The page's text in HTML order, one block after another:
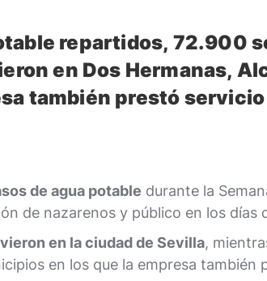
repartidos, 72.900
en Dos Hermanas,
también prestó
de agua potable durante la
de nazarenos y público en los días
en la ciudad de Sevilla,
en los que la empresa